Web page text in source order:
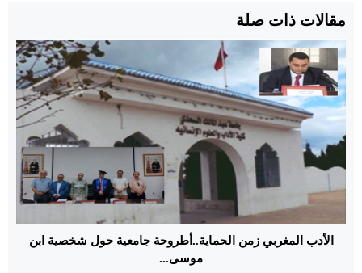
مقالات ذات صلة
الأدب المغربي زمن الحماية..أطروحة جامعية حول شخصية ابن
موسى...